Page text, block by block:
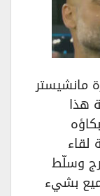
مانشيستر
هذا
وسلّط
بشيء